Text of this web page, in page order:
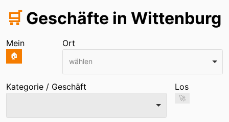
🛒 Geschäfte in Wittenburg
Mein
🏠
Ort
wählen
Kategorie / Geschäft Los
🚀